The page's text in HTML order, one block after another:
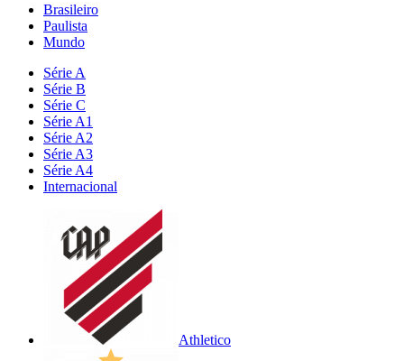
Brasileiro
Paulista
Mundo
Série A
Série B
Série C
Série A1
Série A2
Série A3
Série A4
Internacional
Athletico